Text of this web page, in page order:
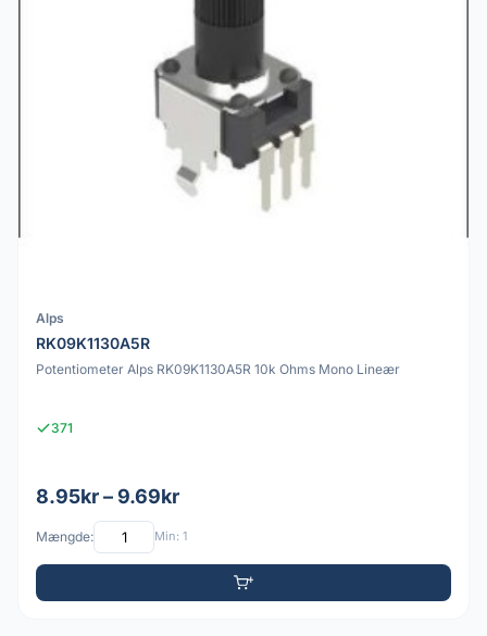
Alps
RK09K1130A5R
Potentiometer Alps RK09K1130A5R 10k Ohms Mono Lineær
371
8.95kr – 9.69kr
Mængde: Min: 1